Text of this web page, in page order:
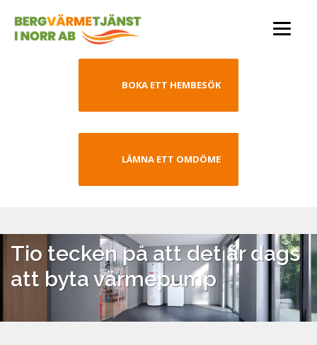
BOKA ETT HEMBESÖK
LÄMNA ETT OMDÖME
Tio tecken på att det är dags
att byta värmepump